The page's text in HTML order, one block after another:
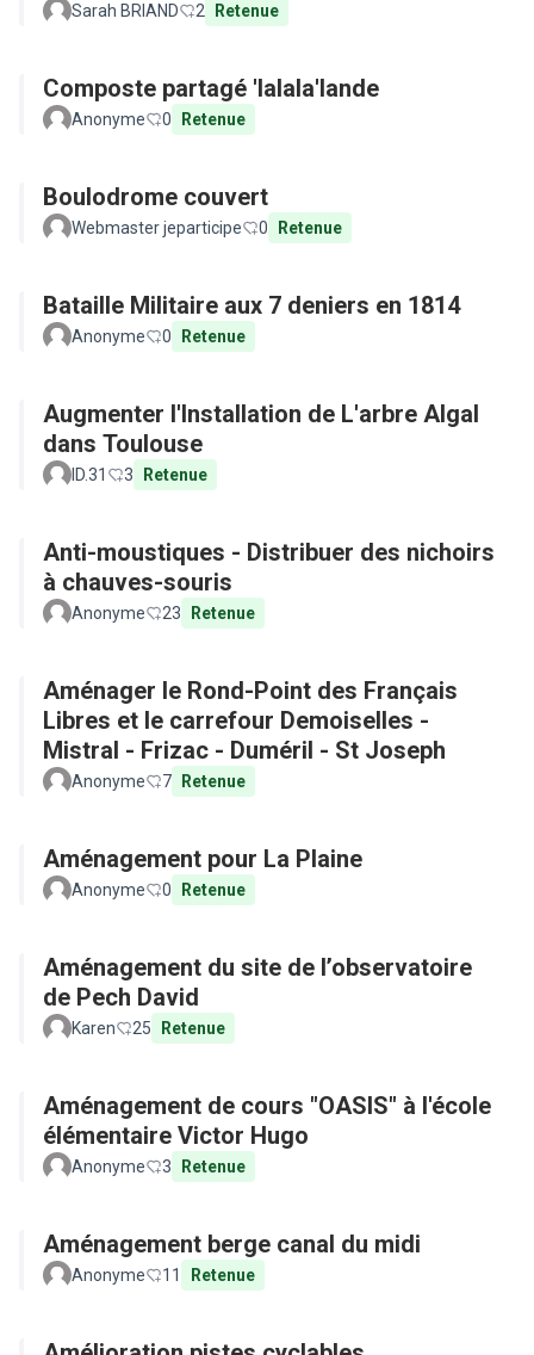
Sarah BRIAND 2 Retenue
Composte partagé 'lalala'lande
Anonyme 0 Retenue
Boulodrome couvert
Webmaster jeparticipe 0 Retenue
Bataille Militaire aux 7 deniers en 1814
Anonyme 0 Retenue
Augmenter l'Installation de L'arbre Algal
dans Toulouse
ID.31 3 Retenue
Anti-moustiques - Distribuer des nichoirs
à chauves-souris
Anonyme 23 Retenue
Aménager le Rond-Point des Français
Libres et le carrefour Demoiselles -
Mistral - Frizac - Duméril - St Joseph
Anonyme 7 Retenue
Aménagement pour La Plaine
Anonyme 0 Retenue
Aménagement du site de l’observatoire
de Pech David
Karen 25 Retenue
Aménagement de cours "OASIS" à l'école
élémentaire Victor Hugo
Anonyme 3 Retenue
Aménagement berge canal du midi
Anonyme 11 Retenue